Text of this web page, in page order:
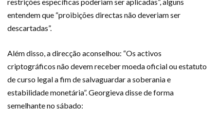
entendem que “proibições directas não deveriam ser
descartadas”.
Além disso, a direcção aconselhou: “Os activos
criptográficos não devem receber moeda oficial ou estatuto
de curso legal a fim de salvaguardar a soberania e
estabilidade monetária”. Georgieva disse de forma
semelhante no sábado: